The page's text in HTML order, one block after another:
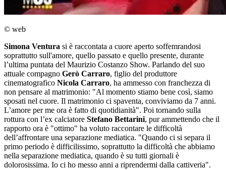
© web
Simona Ventura si è raccontata a cuore aperto soffemrandosi
soprattutto sull'amore, quello passato e quello presente, durante
l’ultima puntata del Maurizio Costanzo Show. Parlando del suo
attuale compagno Gerò Carraro, figlio del produttore
cinematografico Nicola Carraro, ha ammesso con franchezza di
non pensare al matrimonio: "Al momento stiamo bene così, siamo
sposati nel cuore. Il matrimonio ci spaventa, conviviamo da 7 anni.
L’amore per me ora è fatto di quotidianità". Poi tornando sulla
rottura con l’ex calciatore Stefano Bettarini, pur ammettendo che il
rapporto ora è "ottimo" ha voluto raccontare le difficoltà
dell’affrontare una separazione mediatica. "Quando ci si separa il
primo periodo è difficilissimo, soprattutto la difficoltà che abbiamo
nella separazione mediatica, quando è su tutti giornali è
dolorosissima. Io ci ho messo anni a riprendermi dalla cattiveria".